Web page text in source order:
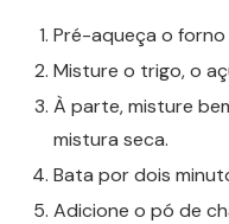
Pré-aqueça o forno
Misture o trigo, o
À parte, misture
mistura seca.
Bata por dois
Adicione o pó de